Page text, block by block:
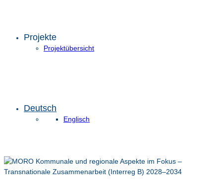
Projekte
Projektübersicht
Deutsch
Englisch